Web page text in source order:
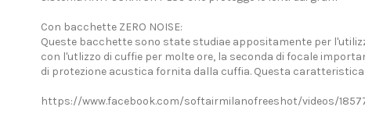
Con bacchette ZERO NOISE:
Queste bacchette sono state studiae appositamente per
con l'utlizzo di cuffie per molte ore, la seconda di focale
di protezione acustica fornita dalla cuffia. Questa
https://www.facebook.com/softairmilanofreeshot/videos/